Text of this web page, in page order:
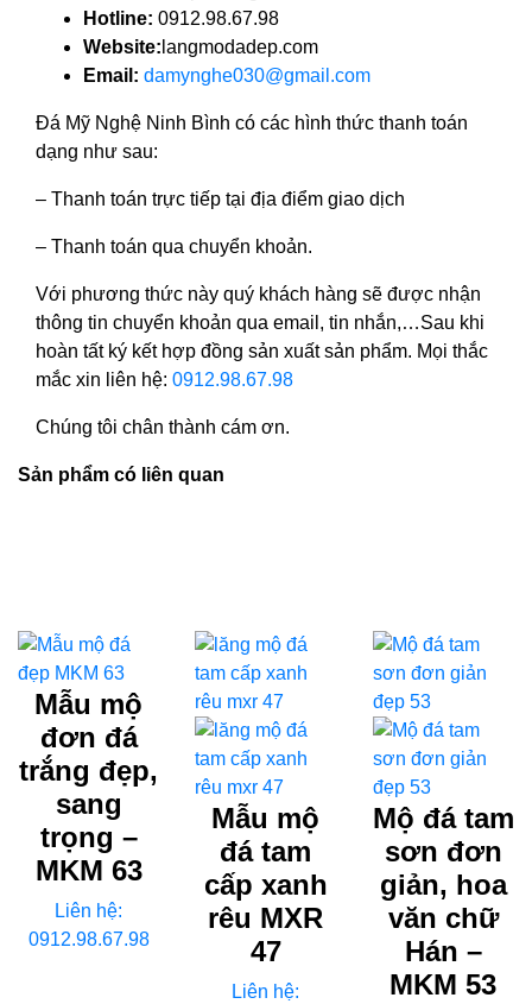
Hotline: 0912.98.67.98
Website: langmodadep.com
Email: damynghe030@gmail.com
Đá Mỹ Nghệ Ninh Bình có các hình thức thanh toán
dạng như sau:
– Thanh toán trực tiếp tại địa điểm giao dịch
– Thanh toán qua chuyển khoản.
Với phương thức này quý khách hàng sẽ được nhận
thông tin chuyển khoản qua email, tin nhắn,…Sau khi
hoàn tất ký kết hợp đồng sản xuất sản phẩm. Mọi thắc
mắc xin liên hệ: 0912.98.67.98
Chúng tôi chân thành cám ơn.
Sản phẩm có liên quan
Mẫu mộ
đơn đá
trắng đẹp,
sang
trọng –
MKM 63
Liên hệ:
0912.98.67.98
Mẫu mộ
đá tam
cấp xanh
rêu MXR
47
Liên hệ:
Mộ đá tam
sơn đơn
giản, hoa
văn chữ
Hán –
MKM 53